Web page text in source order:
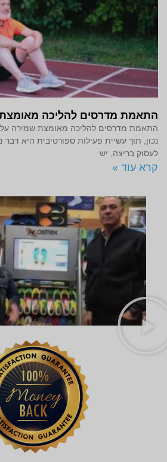
התאמת מדרסים להליכה
התאמת מדרסים להליכה מאומצת שמירה על
נכון, תוך עשיית פעילות ספורטיבית היא דבר
לעסוק בריצה, יש
קרא עוד »